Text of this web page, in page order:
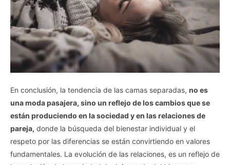
En conclusión, la tendencia de las camas separadas, no es
una moda pasajera, sino un reflejo de los cambios que se
están produciendo en la sociedad y en las relaciones de
pareja, donde la búsqueda del bienestar individual y el
respeto por las diferencias se están convirtiendo en valores
fundamentales. La evolución de las relaciones, es un reflejo de